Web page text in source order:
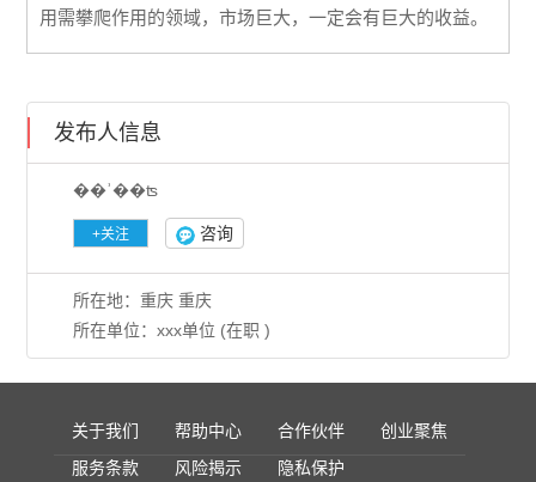
用需攀爬作用的领域，市场巨大，一定会有巨大的收益。
发布人信息
��ʾ��ʦ
咨询
所在地：重庆 重庆
所在单位：xxx单位 (在职 )
关于我们 帮助中心 合作伙伴
创业聚焦
服务条款
风险揭示 隐私保护